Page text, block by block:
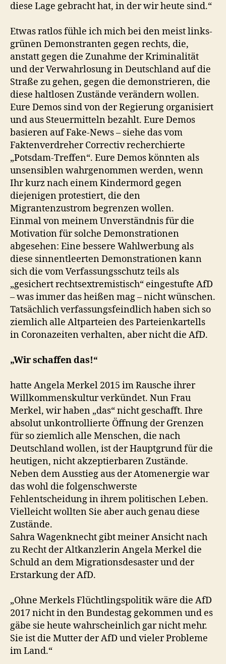
diese Lage gebracht hat, in der wir heute sind.“
Etwas ratlos fühle ich mich bei den meist links-
grünen Demonstranten gegen rechts, die,
anstatt gegen die Zunahme der Kriminalität
und der Verwahrlosung in Deutschland auf die
Straße zu gehen, gegen die demonstrieren, die
diese haltlosen Zustände verändern wollen.
Eure Demos sind von der Regierung organisiert
und aus Steuermitteln bezahlt. Eure Demos
basieren auf Fake-News – siehe das vom
Faktenverdreher Correctiv recherchierte
„Potsdam-Treffen“. Eure Demos könnten als
unsensiblen wahrgenommen werden, wenn
Ihr kurz nach einem Kindermord gegen
diejenigen protestiert, die den
Migrantenzustrom begrenzen wollen.
Einmal von meinem Unverständnis für die
Motivation für solche Demonstrationen
abgesehen: Eine bessere Wahlwerbung als
diese sinnentleerten Demonstrationen kann
sich die vom Verfassungsschutz teils als
„gesichert rechtsextremistisch“ eingestufte AfD
– was immer das heißen mag – nicht wünschen.
Tatsächlich verfassungsfeindlich haben sich so
ziemlich alle Altparteien des Parteienkartells
in Coronazeiten verhalten, aber nicht die AfD.
„Wir schaffen das!“
hatte Angela Merkel 2015 im Rausche ihrer
Willkommenskultur verkündet. Nun Frau
Merkel, wir haben „das“ nicht geschafft. Ihre
absolut unkontrollierte Öffnung der Grenzen
für so ziemlich alle Menschen, die nach
Deutschland wollen, ist der Hauptgrund für die
heutigen, nicht akzeptierbaren Zustände.
Neben dem Ausstieg aus der Atomenergie war
das wohl die folgenschwerste
Fehlentscheidung in ihrem politischen Leben.
Vielleicht wollten Sie aber auch genau diese
Zustände.
Sahra Wagenknecht gibt meiner Ansicht nach
zu Recht der Altkanzlerin Angela Merkel die
Schuld an dem Migrationsdesaster und der
Erstarkung der AfD.
„Ohne Merkels Flüchtlingspolitik wäre die AfD
2017 nicht in den Bundestag gekommen und es
gäbe sie heute wahrscheinlich gar nicht mehr.
Sie ist die Mutter der AfD und vieler Probleme
im Land.“